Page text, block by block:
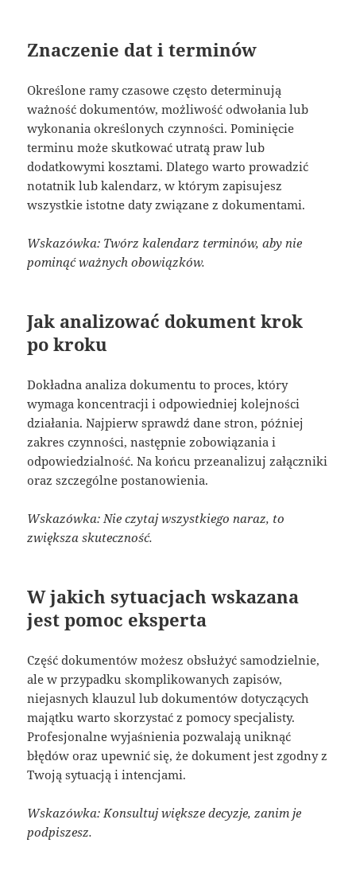
Znaczenie dat i terminów
Określone ramy czasowe często determinują
ważność dokumentów, możliwość odwołania lub
wykonania określonych czynności. Pominięcie
terminu może skutkować utratą praw lub
dodatkowymi kosztami. Dlatego warto prowadzić
notatnik lub kalendarz, w którym zapisujesz
wszystkie istotne daty związane z dokumentami.
Wskazówka: Twórz kalendarz terminów, aby nie
pominąć ważnych obowiązków.
Jak analizować dokument krok
po kroku
Dokładna analiza dokumentu to proces, który
wymaga koncentracji i odpowiedniej kolejności
działania. Najpierw sprawdź dane stron, później
zakres czynności, następnie zobowiązania i
odpowiedzialność. Na końcu przeanalizuj załączniki
oraz szczególne postanowienia.
Wskazówka: Nie czytaj wszystkiego naraz, to
zwiększa skuteczność.
W jakich sytuacjach wskazana
jest pomoc eksperta
Część dokumentów możesz obsłużyć samodzielnie,
ale w przypadku skomplikowanych zapisów,
niejasnych klauzul lub dokumentów dotyczących
majątku warto skorzystać z pomocy specjalisty.
Profesjonalne wyjaśnienia pozwalają uniknąć
błędów oraz upewnić się, że dokument jest zgodny z
Twoją sytuacją i intencjami.
Wskazówka: Konsultuj większe decyzje, zanim je
podpiszesz.